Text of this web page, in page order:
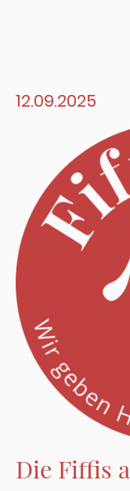
12.09.2025
Die Fiffis